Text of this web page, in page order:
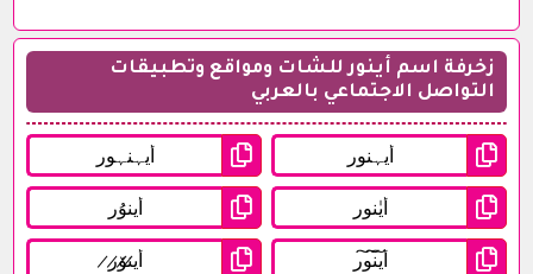
زخرفة اسم أينور للشات ومواقع وتطبيقات
التواصل الاجتماعي بالعربي